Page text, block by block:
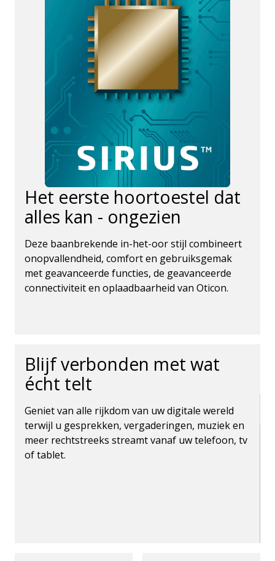
Het eerste hoortoestel dat
alles kan - ongezien
Deze baanbrekende in-het-oor stijl combineert
onopvallendheid, comfort en gebruiksgemak
met geavanceerde functies, de geavanceerde
connectiviteit en oplaadbaarheid van Oticon.
Blijf verbonden met wat
écht telt
Geniet van alle rijkdom van uw digitale wereld
terwijl u gesprekken, vergaderingen, muziek en
meer rechtstreeks streamt vanaf uw telefoon, tv
of tablet.